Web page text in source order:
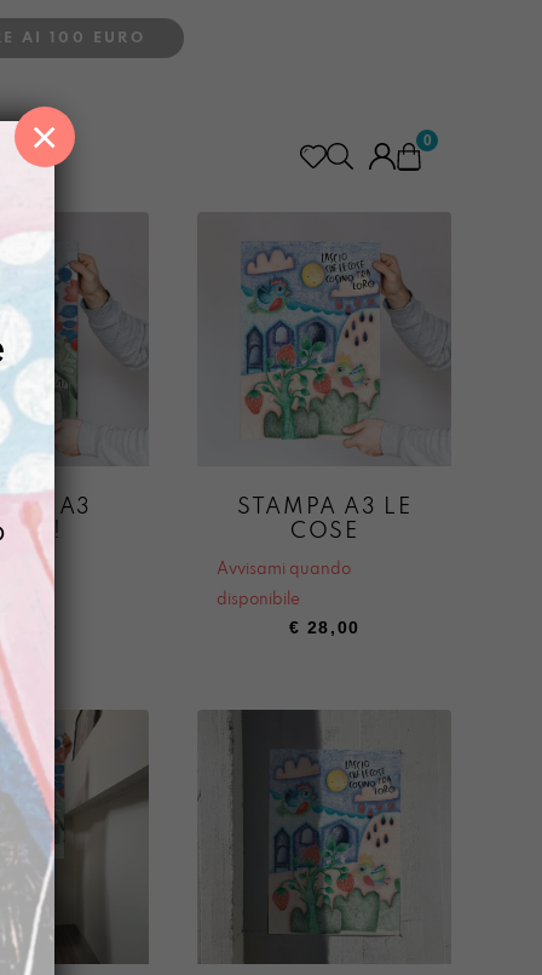
AI 100 EURO
0
A3
STAMPA A3 LE
COSE
Avvisami quando
disponibile
€ 28,00
×